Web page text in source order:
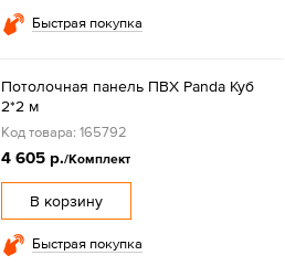
Быстрая покупка
Потолочная панель ПВХ Panda Куб
2*2 м
Код товара: 165792
4 605 р./Комплект
В корзину
Быстрая покупка